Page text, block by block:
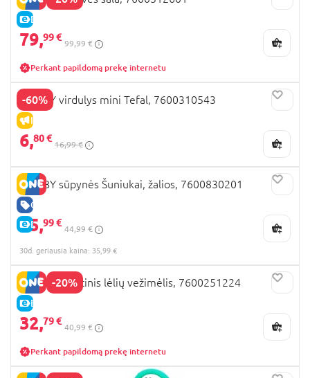
E-KAINA
79,99 €
99,99 €
Perkant papildomą prekę internetu
-60%
IŠPARDAVIMAS
SMOBY virdulys mini Tefal, 7600310543
6,80 €
16,99 €
GERA KAINA
E-KAINA
SMOBY sūpynės Šuniukai, žalios, 7600830201
35,99 €
44,99 €
30d. geriausia kaina: 35,99 €
-20%
E-KAINA
SMOBY sportinis lėlių vežimėlis, 7600251224
32,79 €
40,99 €
Perkant papildomą prekę internetu